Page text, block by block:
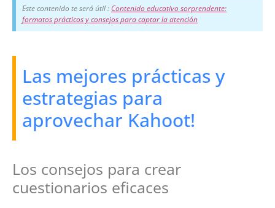
Este contenido te será útil : Contenido educativo sorprendente:
formatos prácticos y consejos para captar la atención
Las mejores prácticas y
estrategias para
aprovechar Kahoot!
Los consejos para crear
cuestionarios eficaces